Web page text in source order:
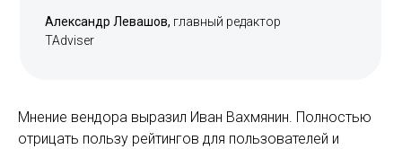
Александр Левашов, главный редактор
TAdviser
Мнение вендора выразил Иван Вахмянин. Полностью
отрицать пользу рейтингов для пользователей и